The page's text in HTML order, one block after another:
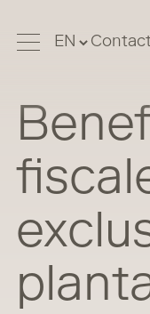
Contact